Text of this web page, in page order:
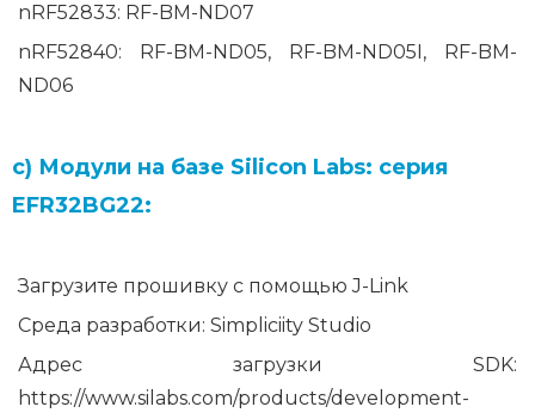
nRF52833: RF-BM-ND07
nRF52840: RF-BM-ND05, RF-BM-ND05I, RF-BM-
ND06
c) Модули на базе Silicon Labs: серия
EFR32BG22:
Загрузите прошивку с помощью J-Link
Среда разработки: Simpliciity Studio
Адрес загрузки SDK:
https://www.silabs.com/products/development-